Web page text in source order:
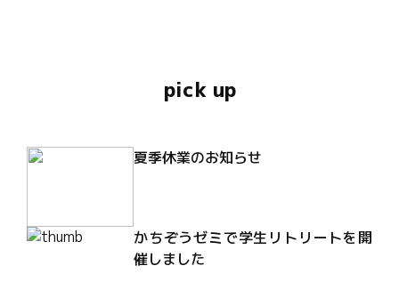
pick up
夏季休業のお知らせ
かちぞうゼミで学生リトリートを開
催しました